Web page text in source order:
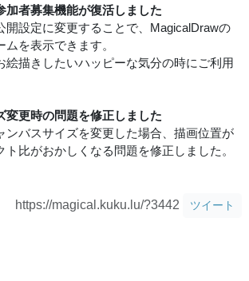
加者募集機能が復活しました
開設定に変更することで、MagicalDrawの
ムを表示できます。
絵描きしたいハッピーな気分の時にご利用
変更時の問題を修正しました
ンバスサイズを変更した場合、描画位置が
比がおかしくなる問題を修正しました。
https://magical.kuku.lu/?3442 ツイート